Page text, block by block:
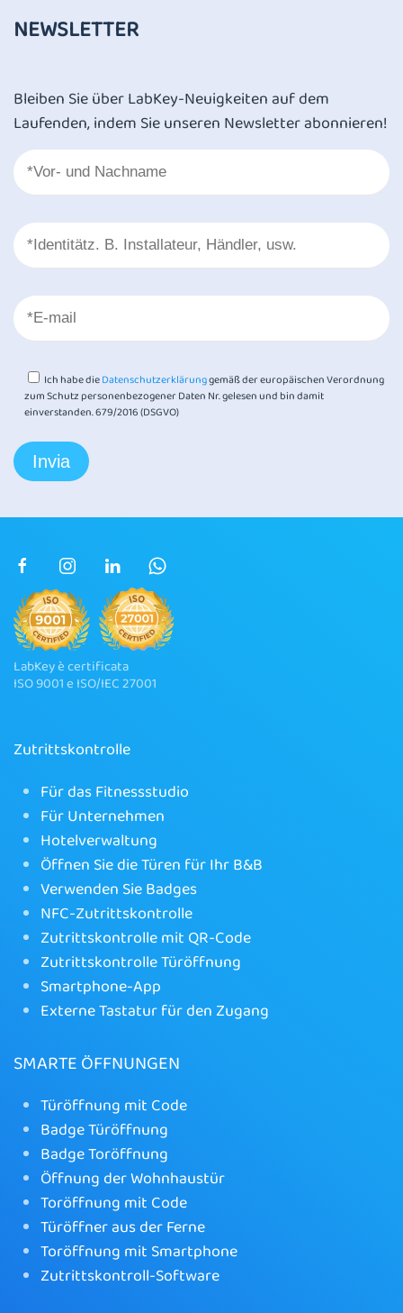
NEWSLETTER
Bleiben Sie über LabKey-Neuigkeiten auf dem
Laufenden, indem Sie unseren Newsletter abonnieren!
Ich habe dieDatenschutzerklärunggemäß der europäischen Verordnung
zum Schutz personenbezogener Daten Nr. gelesen und bin damit
einverstanden. 679/2016 (DSGVO)
LabKey è certificata
ISO 9001 e ISO/IEC 27001
Zutrittskontrolle
Für das Fitnessstudio
Für Unternehmen
Hotelverwaltung
Öffnen Sie die Türen für Ihr B&B
Verwenden Sie Badges
NFC-Zutrittskontrolle
Zutrittskontrolle mit QR-Code
Zutrittskontrolle Türöffnung
Smartphone-App
Externe Tastatur für den Zugang
SMARTE ÖFFNUNGEN
Türöffnung mit Code
Badge Türöffnung
Badge Toröffnung
Öffnung der Wohnhaustür
Toröffnung mit Code
Türöffner aus der Ferne
Toröffnung mit Smartphone
Zutrittskontroll-Software